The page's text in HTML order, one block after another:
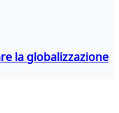
la globalizzazione